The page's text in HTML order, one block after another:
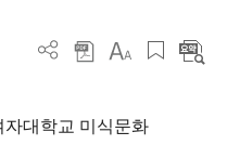
대학교 미식문화